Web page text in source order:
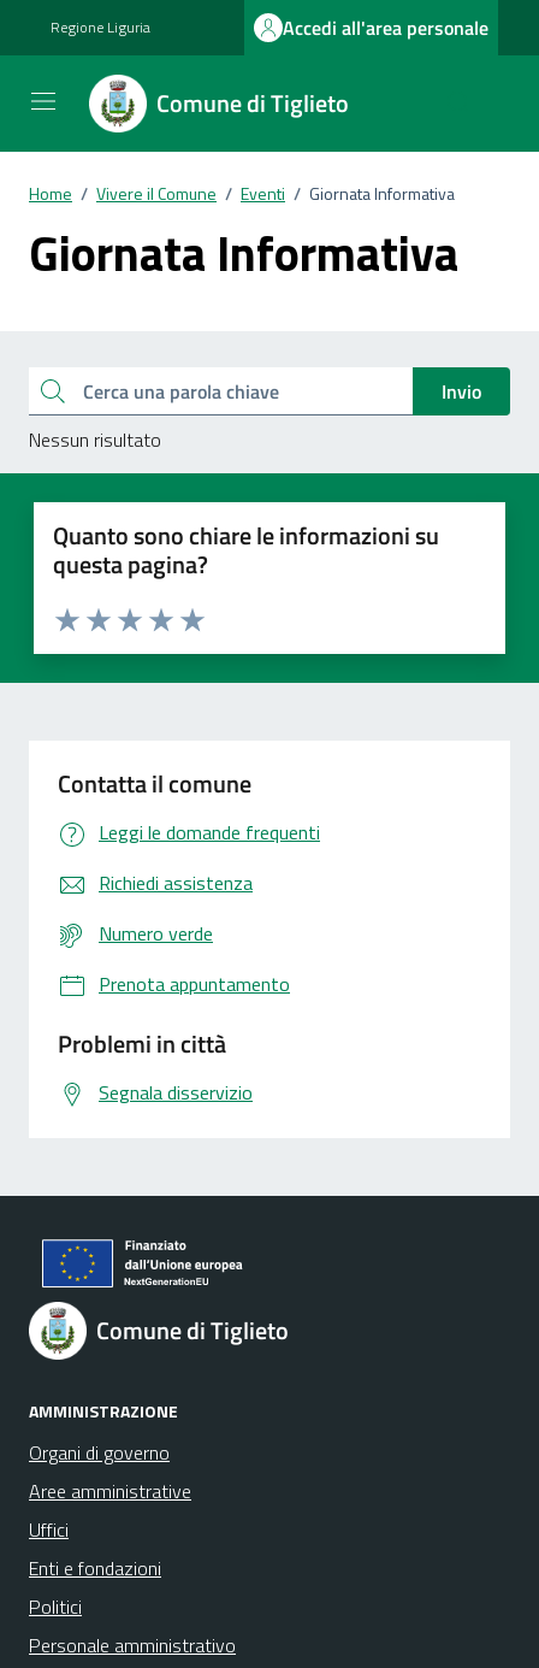
Regione Liguria Accedi all'area personale
Comune di Tiglieto
Home / Vivere il Comune / Eventi / Giornata Informativa
Giornata Informativa
Esplora tutti i documenti
Cerca una parola chiave
Invio
Nessun risultato
Quanto sono chiare le informazioni su
questa pagina?
Valuta 5 stelle su 5
Valuta 4 stelle su 5
Valuta 3 stelle su 5
Valuta 2 stelle su 5
Valuta 1 stelle su 5
Contatta il comune
Leggi le domande frequenti
Richiedi assistenza
Numero verde
Prenota appuntamento
Problemi in città
Segnala disservizio
Comune di Tiglieto
AMMINISTRAZIONE
Organi di governo
Aree amministrative
Uffici
Enti e fondazioni
Politici
Personale amministrativo